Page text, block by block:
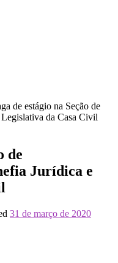
de estágio na Seção de
da Casa Civil
de
Jurídica e
31 de março de 2020